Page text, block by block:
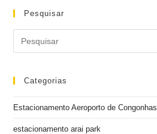
Pesquisar
Categorias
Estacionamento Aeroporto de Congonhas
estacionamento arai park